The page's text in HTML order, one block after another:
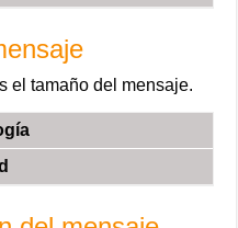
el tamaño del mensaje.